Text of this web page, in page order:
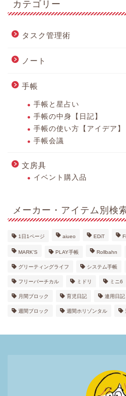
カテゴリー
タスク管理術
ノート
手帳
手帳と星占い
手帳の中身【日記】
手帳の使い方【アイデア】
手帳会議
文房具
イベント購入品
メーカー・アイテム別検
1日1ページ aiueo EDiT
MARK'S PLAY手帳 Rollbahn
グリーティングライフ システム手帳
フリーバーチカル ミドリ ミニ6
月間ブロック 育児日記 連用日記
週間ブロック 週間ホリゾンタル